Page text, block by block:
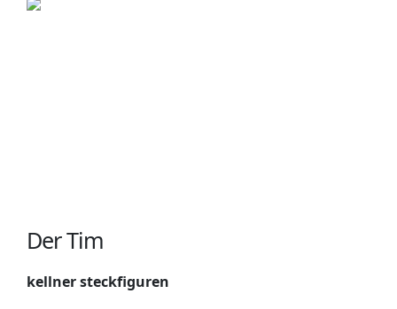
Der Tim
kellner steckfiguren